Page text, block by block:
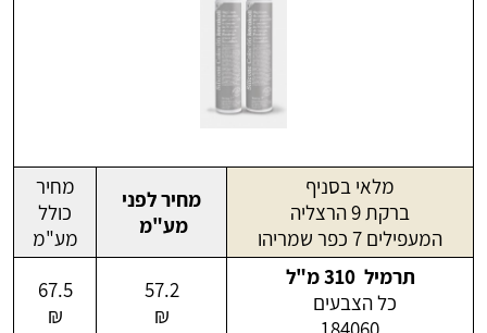
מלאי בסניף
ברקת 9 הרצליה
המעפילים 7 כפר שמריהו
מחיר לפני
מע"מ
מחיר
כולל
מע"מ
תרמיל 310 מ"ל
כל הצבעים
57.2
₪
67.5
₪